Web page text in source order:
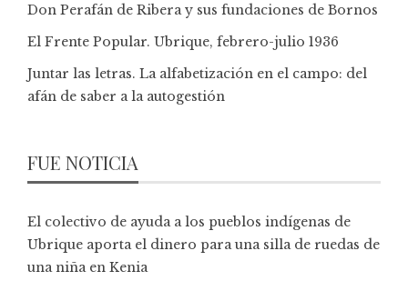
Don Perafán de Ribera y sus fundaciones de Bornos
El Frente Popular. Ubrique, febrero-julio 1936
Juntar las letras. La alfabetización en el campo: del
afán de saber a la autogestión
FUE NOTICIA
El colectivo de ayuda a los pueblos indígenas de
Ubrique aporta el dinero para una silla de ruedas de
una niña en Kenia